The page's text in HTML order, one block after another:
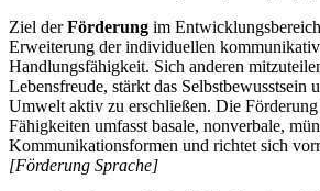
Ziel derFörderung im Entwicklungsbereich
Erweiterung der individuellen
Handlungsfähigkeit. Sich anderen
Lebensfreude, stärkt das Selbstbewusstsein
Umwelt aktiv zu erschließen. Die
Fähigkeiten umfasst basale, nonverbale,
Kommunikationsformen und richtet sich
[Förderung Sprache]